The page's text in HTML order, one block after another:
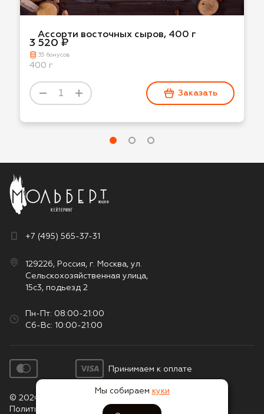
Ассорти восточных сыров, 400 г
3 520 ₽
35 бонусов
400 г
Заказать
+7 (495) 565-37-31
129226, Россия, г. Москва, ул.
Сельскохозяйственная улица,
15с3, подьезд 2
Пн-Пт: 08:00-21:00
Сб-Вс: 10:00-21:00
© 2026. Все права защищены
Принимаем к оплате
Политика конфиденциальности
Мы собираем куки